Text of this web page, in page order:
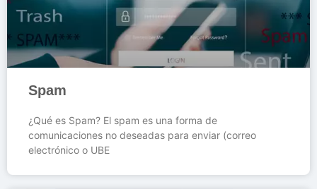
Spam
¿Qué es Spam? El spam es una forma de
comunicaciones no deseadas para enviar (correo
electrónico o UBE